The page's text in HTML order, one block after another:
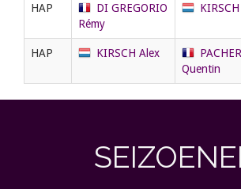
HAP
DI GREGORIO
Rémy
HAP KIRSCH Alex
PACHER
Quentin